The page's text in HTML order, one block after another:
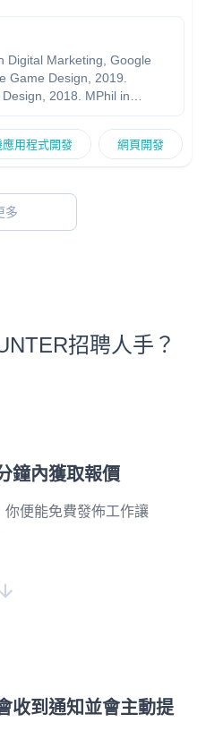
Digital Marketing, Google
Game Design, 2019.
2018. MPhil in
應用程式開發 網頁開發
多
招聘人手？
鐘內獲取報價
便能免費發佈工作讓
收到通知並會主動提